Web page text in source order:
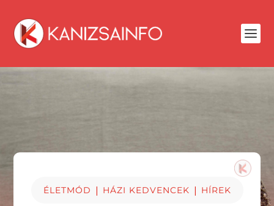
ÉLETMÓD | HÁZI KEDVENCEK | HÍREK